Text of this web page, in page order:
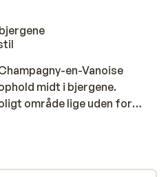
en-Vanoise
midt i bjergene.
område lige uden for
Du kommer altså
autentisk atmosfære med
detaljer og gode